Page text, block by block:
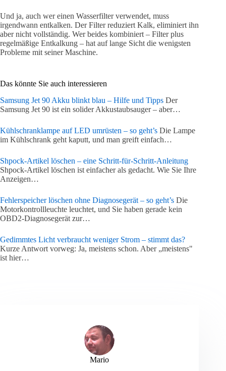
Und ja, auch wer einen Wasserfilter verwendet, muss
irgendwann entkalken. Der Filter reduziert Kalk, eliminiert ihn
aber nicht vollständig. Wer beides kombiniert – Filter plus
regelmäßige Entkalkung – hat auf lange Sicht die wenigsten
Probleme mit seiner Maschine.
Das könnte Sie auch interessieren
Samsung Jet 90 Akku blinkt blau – Hilfe und Tipps Der
Samsung Jet 90 ist ein solider Akkustaubsauger – aber…
Kühlschranklampe auf LED umrüsten – so geht’s Die Lampe
im Kühlschrank geht kaputt, und man greift einfach…
Shpock-Artikel löschen – eine Schritt-für-Schritt-Anleitung
Shpock-Artikel löschen ist einfacher als gedacht. Wie Sie Ihre
Anzeigen…
Fehlerspeicher löschen ohne Diagnosegerät – so geht’s Die
Motorkontrollleuchte leuchtet, und Sie haben gerade kein
OBD2-Diagnosegerät zur…
Gedimmtes Licht verbraucht weniger Strom – stimmt das?
Kurze Antwort vorweg: Ja, meistens schon. Aber „meistens"
ist hier…
Mario